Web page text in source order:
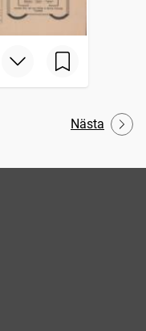
Nästa